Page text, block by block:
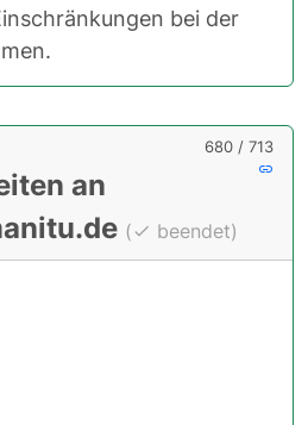
bei der
680 / 713
an
( beendet)